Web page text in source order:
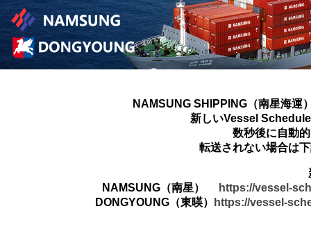
NAMSUNG SHIPPING（南星海運
新しいVessel
数秒後に自動
転送されない場合は
NAMSUNG（南星）
https://vessel-
DONGYOUNG（東暎）
https://vessel-